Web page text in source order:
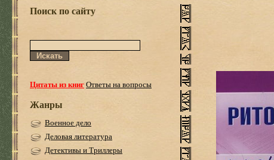
Поиск по сайту
Цитаты из книгОтветы на вопросы
Жанры
Военное дело
Деловая литература
Детективы и Триллеры